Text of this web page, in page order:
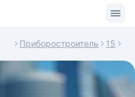
Приборостроитель 15